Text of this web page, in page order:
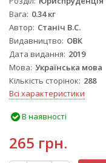
Вага 0.34 кг
Автор Станіч В.С.
Видавництво ОВК
Дата видання 2019
Мова Українська мова
Кількість сторінок 288
Всі характеристики
В наявності
265 грн.